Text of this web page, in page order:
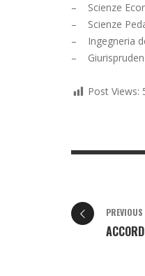
– Scienze
– Scienze
– Ingegneria
–
Post Views:
PREVIOUS